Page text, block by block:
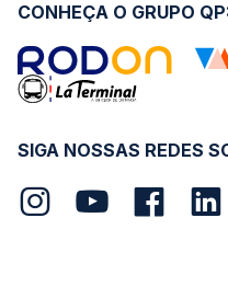
SIGA NOSSAS REDES
CONHEÇA O GRUPO